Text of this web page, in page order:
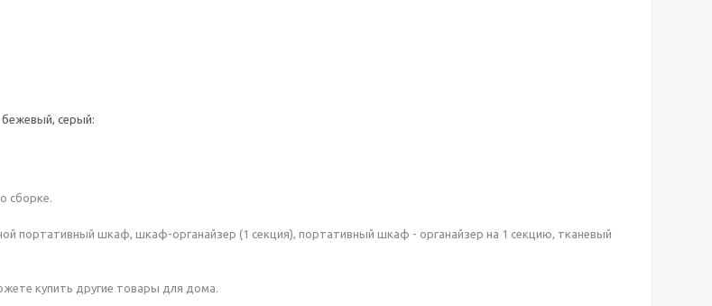
серый:
сборке.
портативный шкаф, шкаф-органайзер (1 секция), портативный шкаф - органайзер на 1 секцию, тканевый
купить другие товары для дома.